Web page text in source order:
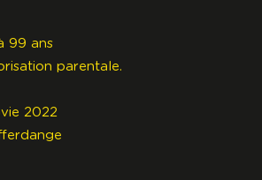
99 ans
parentale.
2022